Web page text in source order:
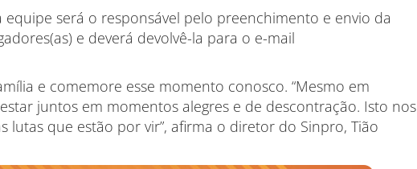
será o responsável pelo preenchimento e envio da
e deverá devolvê-la para o e-mail
e comemore esse momento conosco. “Mesmo em
juntos em momentos alegres e de descontração. Isto nos
lutas que estão por vir”, afirma o diretor do Sinpro, Tião